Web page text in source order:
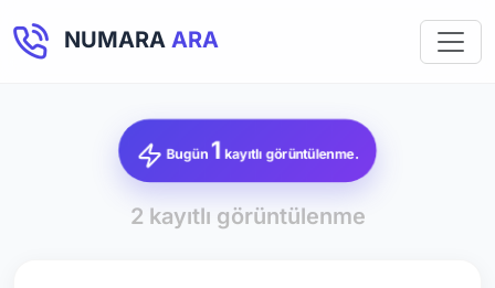
NUMARA ARA
Bugün1 kayıtlı görüntülenme.
2 kayıtlı görüntülenme